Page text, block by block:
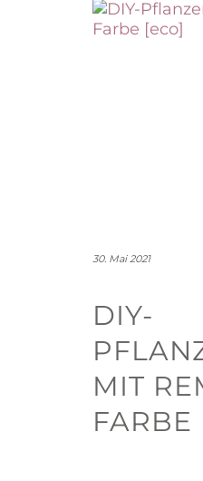
30. Mai 2021
DIY-
MIT
FARBE